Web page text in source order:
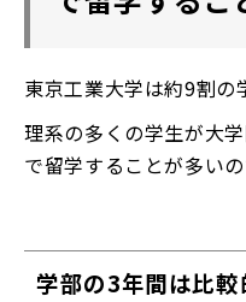
東京工業大学は約9割の
理系の多くの学生が大
で留学することが多いの
学部の3年間は比